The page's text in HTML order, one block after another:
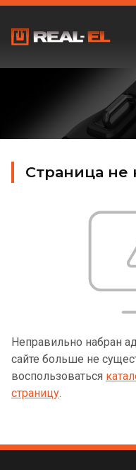
Страница не
Неправильно набран
сайте больше не
воспользоваться
страницу.